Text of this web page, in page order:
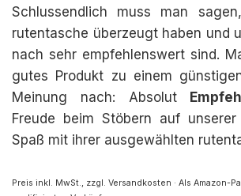
Schlussendlich muss man
rutentasche überzeugt haben und
nach sehr empfehlenswert sind.
gutes Produkt zu einem
Meinung nach: Absolut
Freude beim Stöbern auf
Spaß mit ihrer ausgewählten
Preis inkl. MwSt., zzgl. Versandkosten · Als Amazon-